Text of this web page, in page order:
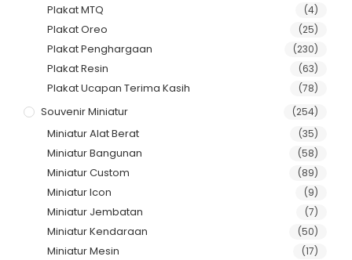
Plakat MTQ (4)
Plakat Oreo (25)
Plakat Penghargaan (230)
Plakat Resin (63)
Plakat Ucapan Terima Kasih (78)
Souvenir Miniatur (254)
Miniatur Alat Berat (35)
Miniatur Bangunan (58)
Miniatur Custom (89)
Miniatur Icon (9)
Miniatur Jembatan (7)
Miniatur Kendaraan (50)
Miniatur Mesin (17)